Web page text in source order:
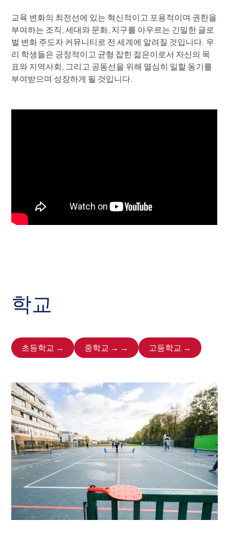
교육 변화의 최전선에 있는 혁신적이고 포용적이며 권한을
부여하는 조직, 세대와 문화, 지구를 아우르는 긴밀한 글로
벌 변화 주도자 커뮤니티로 전 세계에 알려질 것입니다. 우
리 학생들은 긍정적이고 균형 잡힌 젊은이로서 자신의 목
표와 지역사회, 그리고 공동선을 위해 열심히 일할 동기를
부여받으며 성장하게 될 것입니다.
학교
초등학교 → 중학교 → → 고등학교 →